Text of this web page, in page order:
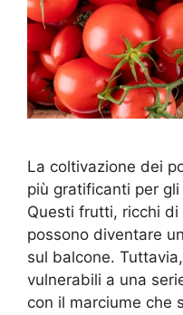
La coltivazione dei
più gratificanti per
Questi frutti, ricchi
possono diventare
sul balcone.
vulnerabili a una
con il marciume che